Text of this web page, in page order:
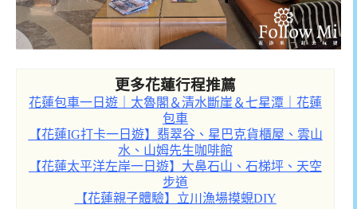
更多花蓮行程推薦
花蓮包車一日遊｜太魯閣＆清水斷崖＆七星潭｜花蓮
包車
【花蓮IG打卡一日遊】翡翠谷、星巴克貨櫃屋、雲山
水、山姆先生咖啡館
【花蓮太平洋左岸一日遊】大鼻石山、石梯坪、天空
步道
【花蓮親子體驗】立川漁場摸蜆DIY